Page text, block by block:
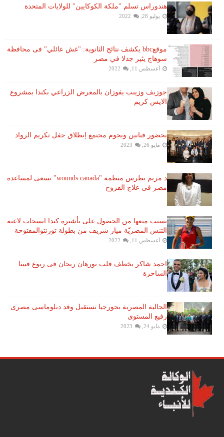
هندوراس تسلم "ملكة الكوكايين" للولايات المتحدة
يوليو 28, 2022
موقعbbc يكشف نتائج الثانوية: "غش عائلي" فى محافظة
سوهاج يثير جدلا في مصر
أغسطس 11, 2022
جوزيف وزينب يفوزان بالمعرض الزراعي بكندا بمشروع
الايس كريم
بحضور فنانين ونجوم مجتمع إنطلاق حفل تكريم الرواد
مايو 26, 2023
د.مريم بطرس:منظمة "wounds canada" تسعى لمساعدة
مصر فى علاج القروح
بسبب منعها من الحصول على تأشيرة كندا انسحاب لاعبة ​
التنس​ المصريّة ​ميار شريف​ من بطولة ​تورنتو​المفتوحة
أغسطس 11, 2022
احمد شاكر يخطف قلب نورهان ريحان فى ربوع فيينا
الساحرة
الجالية المصرية بجورجيا تستقبل وفد دبلوماسى مصرى
رفيع المستوى
مايو 24, 2023